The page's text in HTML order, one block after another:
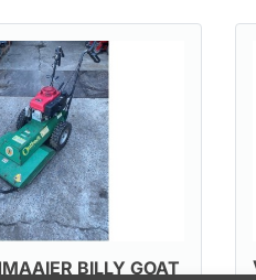
BILLY GOAT